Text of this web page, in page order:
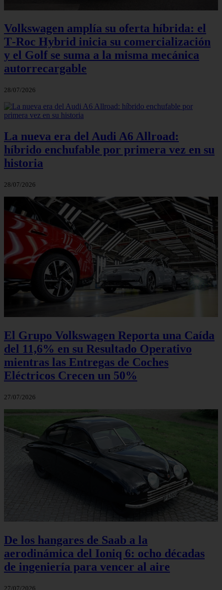
Volkswagen amplía su oferta híbrida: el
T‑Roc Hybrid inicia su comercialización
y el Golf se suma a la misma mecánica
autorrecargable
28/07/2026
La nueva era del Audi A6 Allroad:
híbrido enchufable por primera vez en su
historia
28/07/2026
El Grupo Volkswagen Reporta una Caída
del 11,6% en su Resultado Operativo
mientras las Entregas de Coches
Eléctricos Crecen un 50%
27/07/2026
De los hangares de Saab a la
aerodinámica del Ioniq 6: ocho décadas
de ingeniería para vencer al aire
27/07/2026